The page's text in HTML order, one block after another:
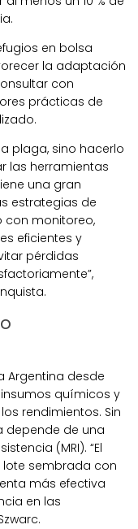
en bolsa
la adaptación
con
prácticas de
plaga, sino hacerlo
las herramientas
una gran
estrategias de
con monitoreo,
eficientes y
pérdidas
Argentina desde
químicos y
rendimientos. Sin
depende de una
(MRI). “El
sembrada con
más efectiva
en las